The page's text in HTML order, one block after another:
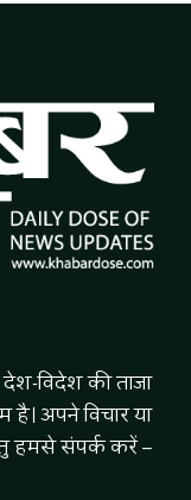
देश-विदेश की ताजा
है। अपने विचार या
हमसे संपर्क करें –